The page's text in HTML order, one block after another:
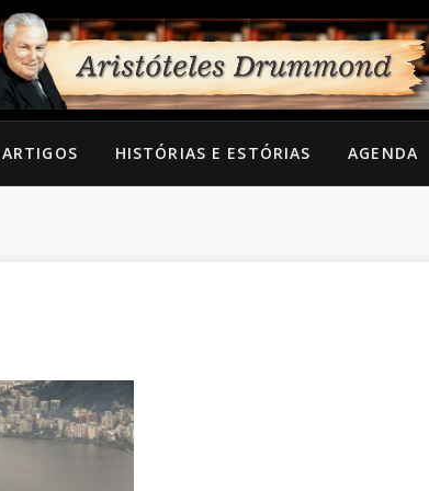
ARTIGOS HISTÓRIAS E ESTÓRIAS AGENDA